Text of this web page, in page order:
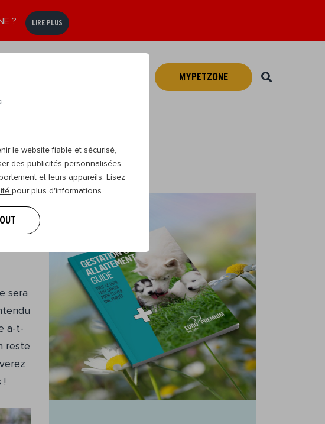
le website fiable et sécurisé,
des publicités personnalisées.
et leurs appareils. Lisez
pour plus d'informations.
? LIRE PLUS
MYPETZONE
sera
a-t-
reste
!